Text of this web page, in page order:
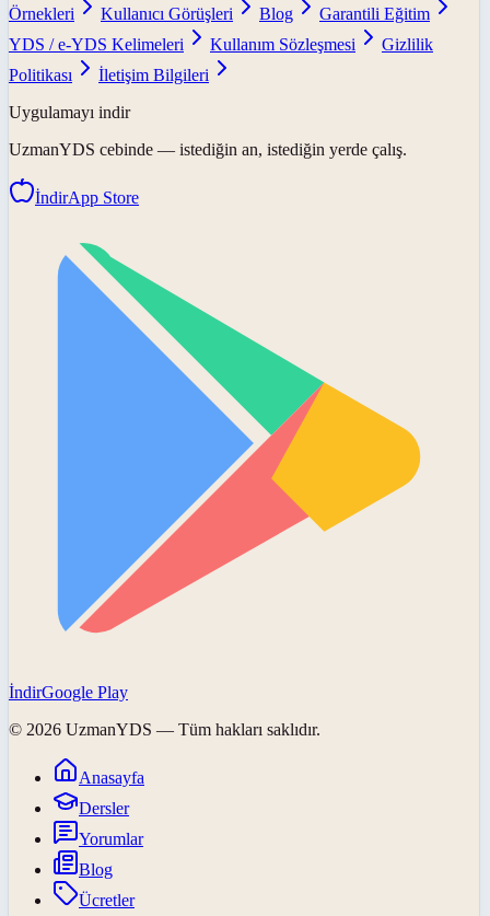
Örnekleri
Kullanıcı Görüşleri Blog
Garantili Eğitim
YDS / e-YDS Kelimeleri
Kullanım Sözleşmesi
Gizlilik
Politikası
İletişim Bilgileri
Uygulamayı indir
UzmanYDS cebinde — istediğin an, istediğin yerde çalış.
İndirApp Store
İndirGoogle Play
© 2026 UzmanYDS — Tüm hakları saklıdır.
Anasayfa
Dersler
Yorumlar
Blog
Ücretler